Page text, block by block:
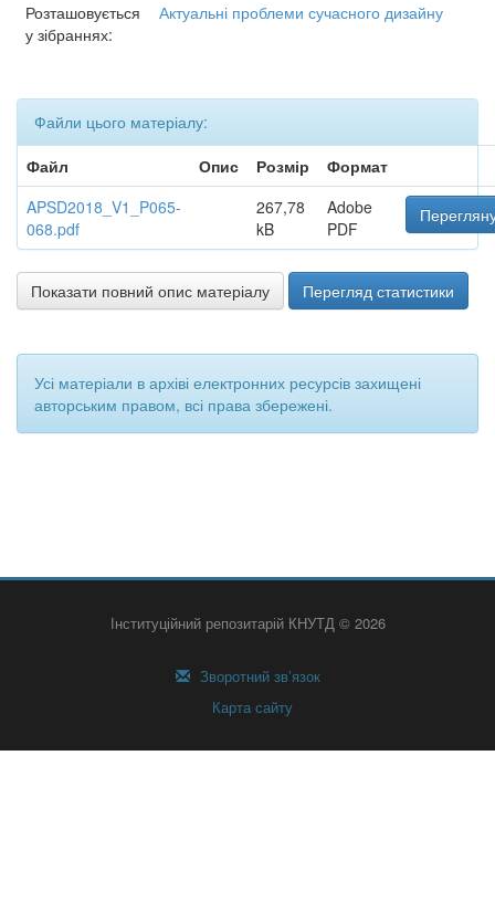
Розташовується
у зібраннях:
Актуальні проблеми сучасного дизайну
Файли цього матеріалу:
Файл
Опис Розмір
Формат
APSD2018_V1_P065-
068.pdf
267,78
kB
Adobe
PDF
Показати повний опис матеріалу Перегляд статистики
Усі матеріали в архіві електронних ресурсів захищені
авторським правом, всі права збережені.
Інституційний репозитарій КНУТД © 2026
Зворотний зв’язок
Карта сайту